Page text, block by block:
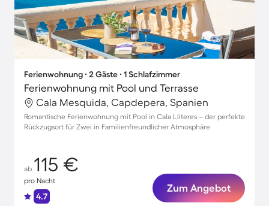
Ferienwohnung ∙ 2 Gäste ∙ 1 Schlafzimmer
Ferienwohnung mit Pool und Terrasse
Cala Mesquida, Capdepera, Spanien
Romantische Ferienwohnung mit Pool in Cala Lliteres – der perfekte
Rückzugsort für Zwei in Familienfreundlicher Atmosphäre
ab 115 €
pro Nacht
4.7
Zum Angebot